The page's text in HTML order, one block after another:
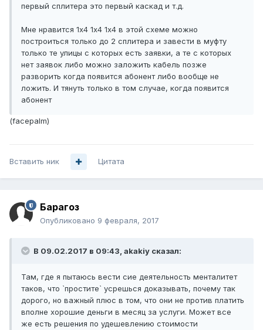
первый сплитера это первый каскад и т.д.
Мне нравится 1х4 1х4 1х4 в этой схеме можно
построиться только до 2 сплитера и завести в муфту
только те улицы с которых есть заявки, а те с которых
нет заявок либо можно заложить кабель позже
разворить когда появится абонент либо вообще не
ложить. И тянуть только в том случае, когда появится
абонент
(facepalm)
Вставить ник Цитата
Барагоз
Опубликовано 9 февраля, 2017
В 09.02.2017 в 09:43, akakiy сказал:
Там, где я пытаюсь вести сие деятельность менталитет
таков, что `простите` усрешься доказывать, почему так
дорого, но важный плюс в том, что они не против платить
вполне хорошие деньги в месяц за услуги. Может все
же есть решения по удешевлению стоимости